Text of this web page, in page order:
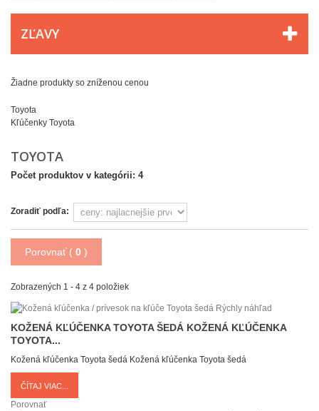
ZĽAVY
Žiadne produkty so zníženou cenou
Toyota
Kľúčenky Toyota
TOYOTA
Počet produktov v kategórii: 4
Zoradiť podľa:
Porovnať ( 0 )
Zobrazených 1 - 4 z 4 položiek
Rýchly náhľad
KOŽENÁ KĽÚČENKA TOYOTA ŠEDÁ KOŽENÁ KĽÚČENKA
TOYOTA...
Kožená kľúčenka Toyota šedá Kožená kľúčenka Toyota šedá
ČÍTAJ VIAC...
Porovnať